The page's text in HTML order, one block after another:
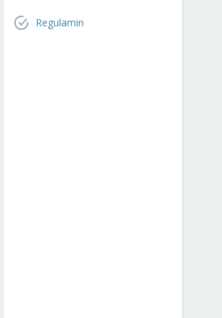
Regulamin